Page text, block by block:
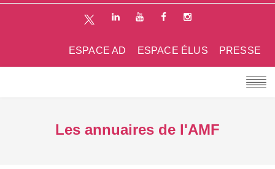
PRESSE
ESPACE ÉLUS
ESPACE AD
Les annuaires de l'AMF